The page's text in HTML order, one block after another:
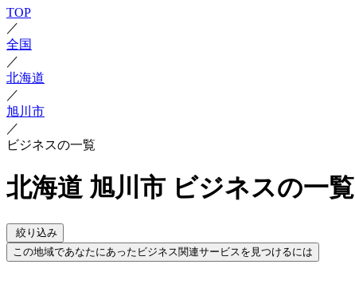
TOP
／
全国
／
北海道
／
旭川市
／
ビジネスの一覧
北海道 旭川市 ビジネスの一覧
絞り込み
この地域であなたにあったビジネス関連サービスを見つけるには